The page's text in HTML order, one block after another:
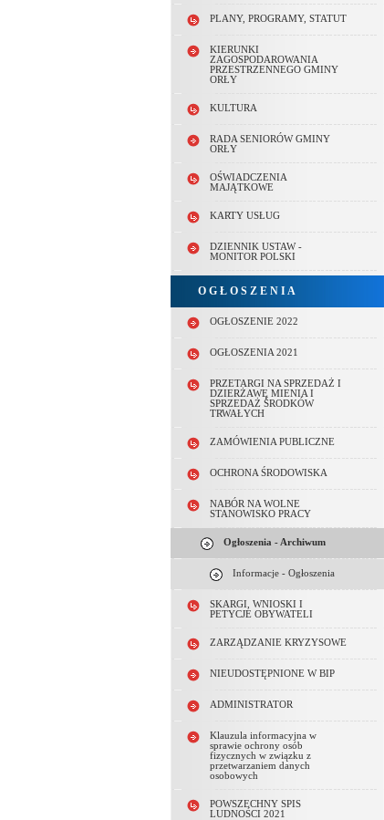
PLANY, PROGRAMY, STATUT
KIERUNKI
ZAGOSPODAROWANIA
PRZESTRZENNEGO GMINY
ORŁY
KULTURA
RADA SENIORÓW GMINY
ORŁY
OŚWIADCZENIA
MAJĄTKOWE
KARTY USŁUG
DZIENNIK USTAW -
MONITOR POLSKI
O G Ł O S Z E N I A
OGŁOSZENIE 2022
OGŁOSZENIA 2021
PRZETARGI NA SPRZEDAŻ I
DZIERŻAWĘ MIENIA I
SPRZEDAŻ ŚRODKÓW
TRWAŁYCH
ZAMÓWIENIA PUBLICZNE
OCHRONA ŚRODOWISKA
NABÓR NA WOLNE
STANOWISKO PRACY
Ogłoszenia - Archiwum
Informacje - Ogłoszenia
SKARGI, WNIOSKI I
PETYCJE OBYWATELI
ZARZĄDZANIE KRYZYSOWE
NIEUDOSTĘPNIONE W BIP
ADMINISTRATOR
Klauzula informacyjna w
sprawie ochrony osób
fizycznych w związku z
przetwarzaniem danych
osobowych
POWSZECHNY SPIS
LUDNOŚCI 2021